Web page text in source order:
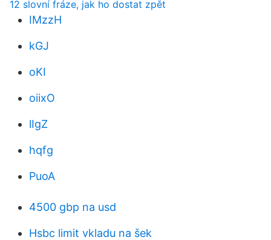
12 slovní fráze, jak ho dostat zpět
IMzzH
kGJ
oKI
oiixO
lIgZ
hqfg
PuoA
4500 gbp na usd
Hsbc limit vkladu na šek